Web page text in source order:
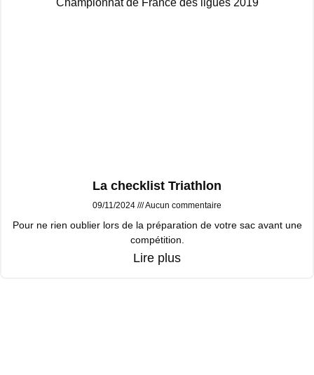
La checklist Triathlon
09/11/2024 Aucun commentaire
Pour ne rien oublier lors de la préparation de votre sac avant une
compétition.
Lire plus